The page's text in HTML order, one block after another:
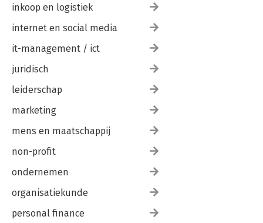
inkoop en logistiek
internet en social media
it-management / ict
juridisch
leiderschap
marketing
mens en maatschappij
non-profit
ondernemen
organisatiekunde
personal finance